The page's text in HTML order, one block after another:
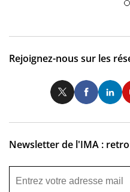
Rejoignez-nous sur les
Newsletter de l'IMA :